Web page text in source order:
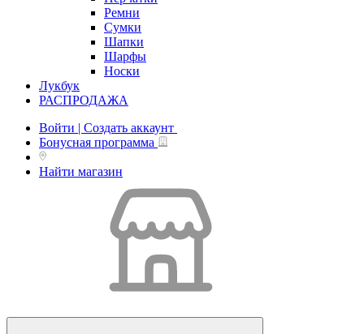
Ремни
Сумки
Шапки
Шарфы
Носки
Лукбук
РАСПРОДАЖА
Войти | Создать аккаунт
Бонусная программа
Найти магазин